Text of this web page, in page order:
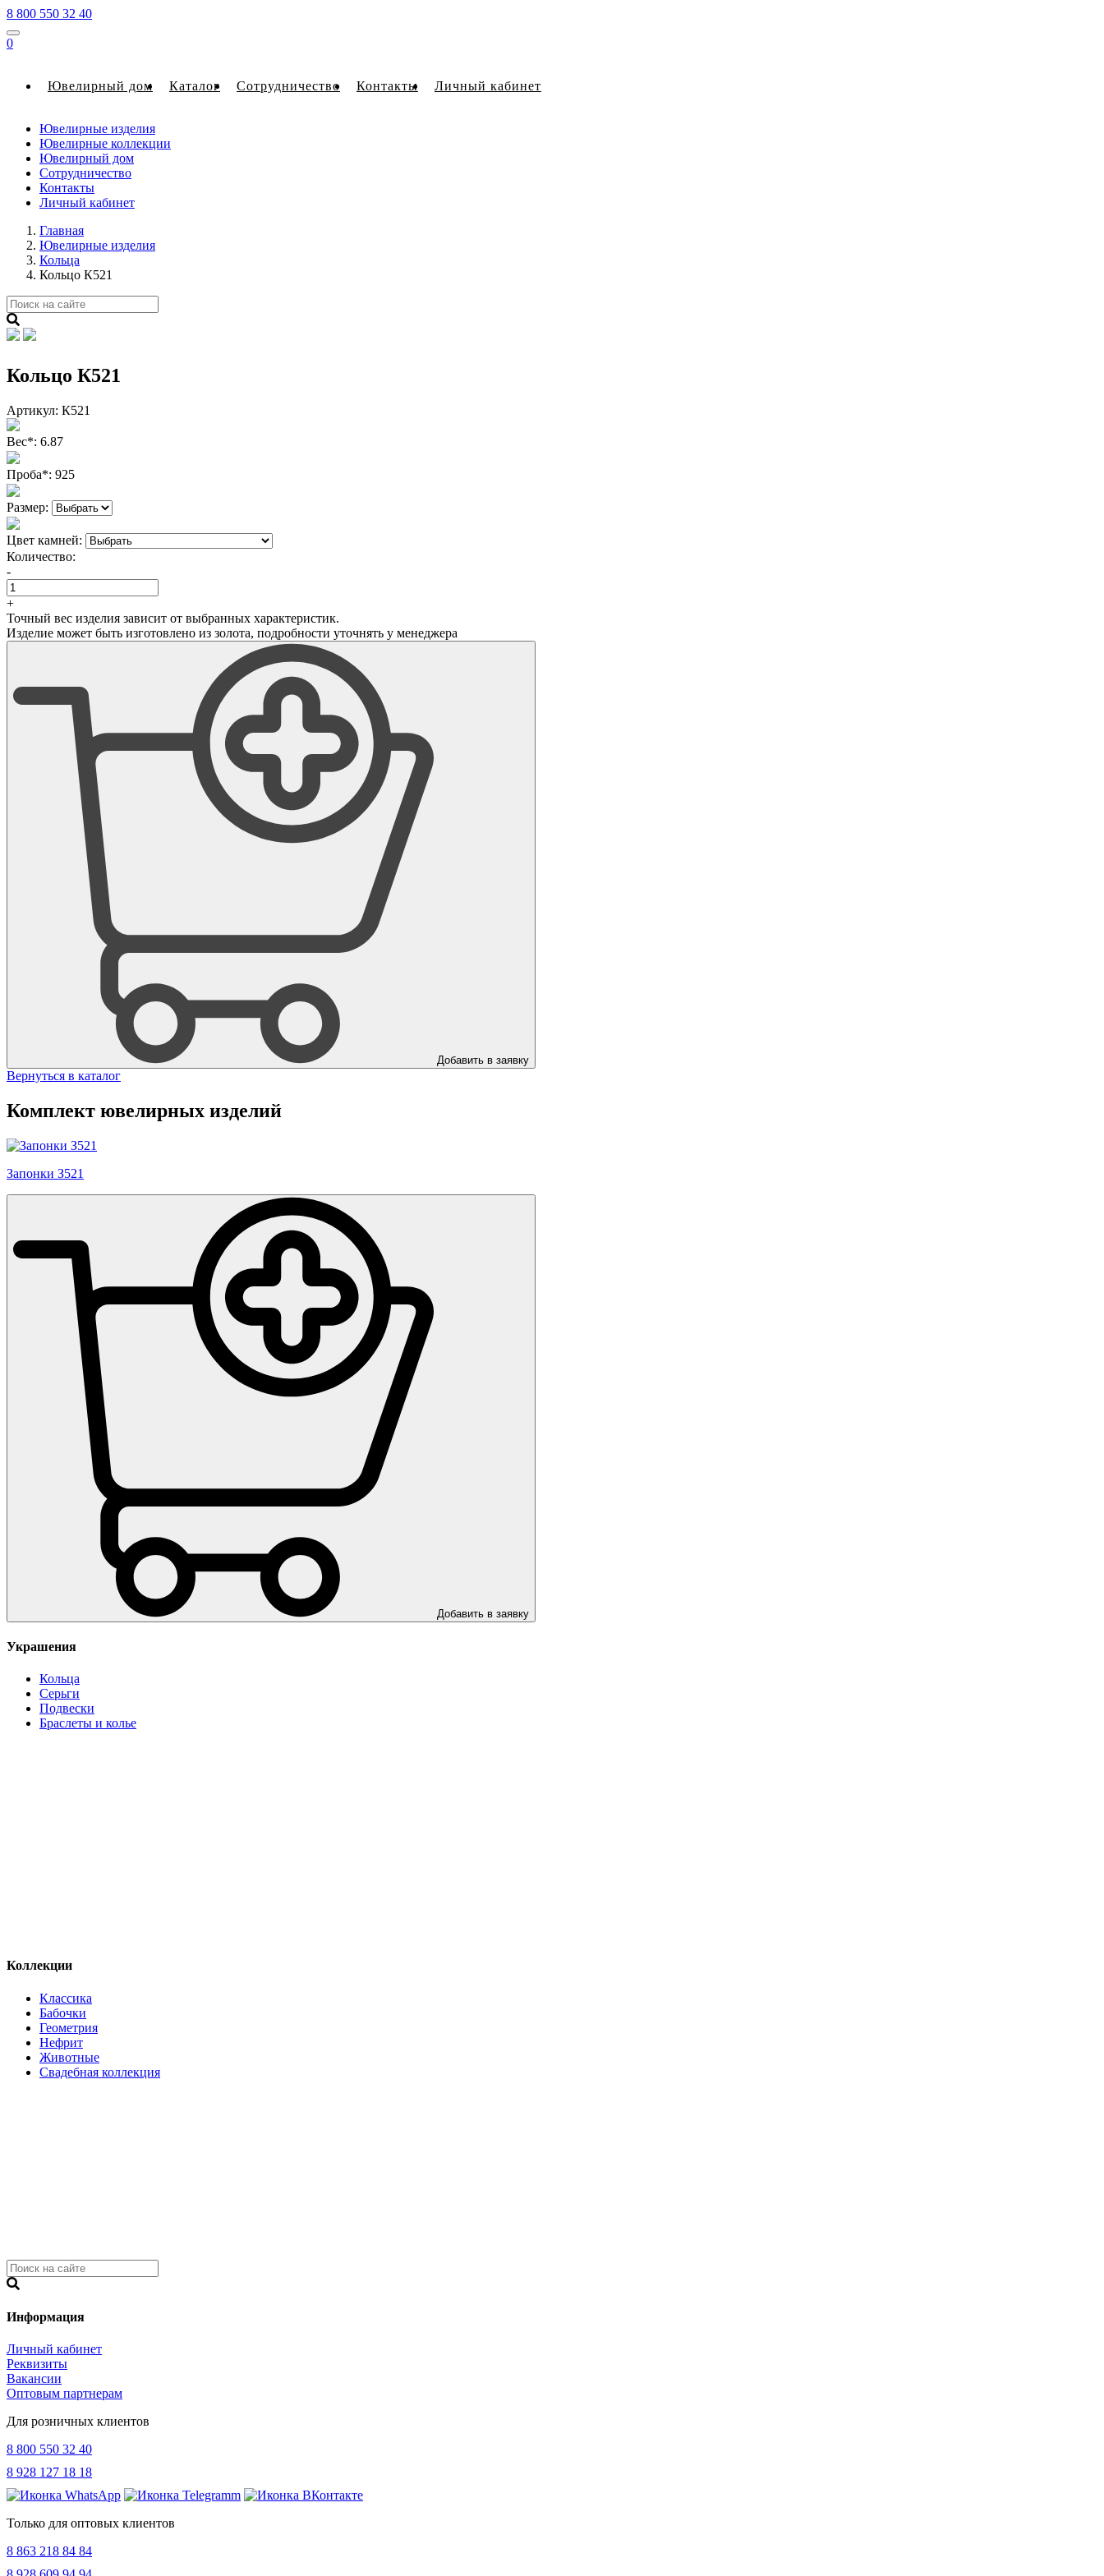
8 800 550 32 40
0
Ювелирный дом Каталог Сотрудничество Контакты Личный кабинет
Ювелирные изделия
Ювелирные коллекции
Ювелирный дом
Сотрудничество
Контакты
Личный кабинет
Главная
Ювелирные изделия
Кольца
Кольцо К521
Кольцо К521
Артикул: К521
Вес*: 6.87
Проба*: 925
Размер:
Цвет камней:
Количество:
-
+
Точный вес изделия зависит от выбранных характеристик.
Изделие может быть изготовлено из золота, подробности уточнять у менеджера
Добавить в заявку
Вернуться в каталог
Комплект ювелирных изделий
Запонки З521
Добавить в заявку
Украшения
Кольца
Серьги
Подвески
Браслеты и колье
Коллекции
Классика
Бабочки
Геометрия
Нефрит
Животные
Свадебная коллекция
Информация
Личный кабинет
Реквизиты
Вакансии
Оптовым партнерам
Для розничных клиентов
8 800 550 32 40
8 928 127 18 18
Только для оптовых клиентов
8 863 218 84 84